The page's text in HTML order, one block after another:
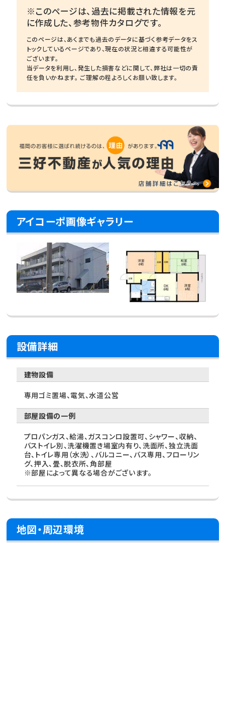
※このページは、過去に掲載された情報を元
に作成した、参考物件カタログです。
このページは、あくまでも過去のデータに基づく参考データをス
トックしているページであり、現在の状況と相違する可能性が
ございます。
当データを利用し、発生した損害などに関して、弊社は一切の責
任を負いかねます。 ご理解の程よろしくお願い致します。
アイコーポ画像ギャラリー
設備詳細
建物設備
専用ゴミ置場、電気、水道公営
部屋設備の一例
プロパンガス、給湯、ガスコンロ設置可、シャワー、収納、
バストイレ別、洗濯機置き場室内有り、洗面所、独立洗面
台、トイレ専用（水洗）、バルコニー、バス専用、フローリン
グ、押入、畳、脱衣所、角部屋
※部屋によって異なる場合がございます。
地図・周辺環境